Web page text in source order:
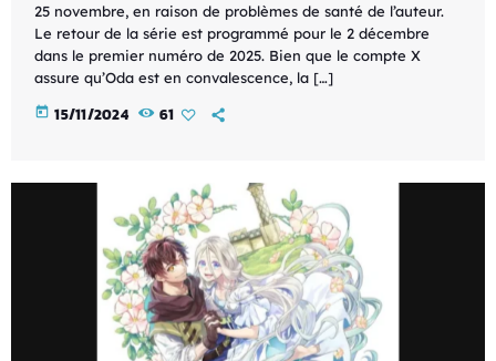
25 novembre, en raison de problèmes de santé de l’auteur.
Le retour de la série est programmé pour le 2 décembre
dans le premier numéro de 2025. Bien que le compte X
assure qu’Oda est en convalescence, la […]
today 15/11/2024 61